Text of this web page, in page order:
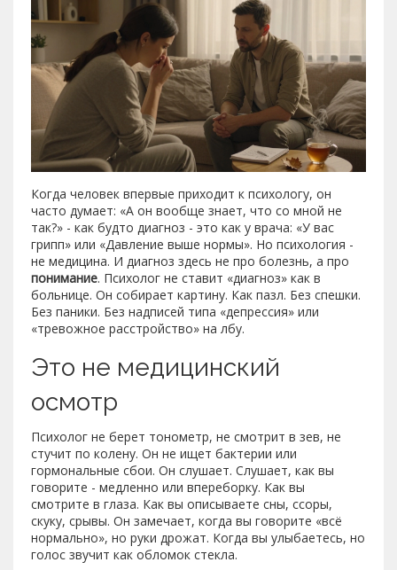
Когда человек впервые приходит к психологу, он
часто думает: «А он вообще знает, что со мной не
так?» - как будто диагноз - это как у врача: «У вас
грипп» или «Давление выше нормы». Но психология -
не медицина. И диагноз здесь не про болезнь, а про
понимание. Психолог не ставит «диагноз» как в
больнице. Он собирает картину. Как пазл. Без спешки.
Без паники. Без надписей типа «депрессия» или
«тревожное расстройство» на лбу.
Это не медицинский
осмотр
Психолог не берет тонометр, не смотрит в зев, не
стучит по колену. Он не ищет бактерии или
гормональные сбои. Он слушает. Слушает, как вы
говорите - медленно или впереборку. Как вы
смотрите в глаза. Как вы описываете сны, ссоры,
скуку, срывы. Он замечает, когда вы говорите «всё
нормально», но руки дрожат. Когда вы улыбаетесь, но
голос звучит как обломок стекла.